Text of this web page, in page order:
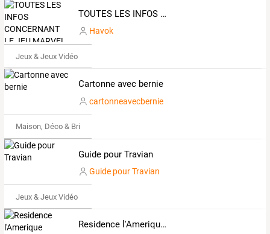
TOUTES LES INFOS CONCERNANT LE JEU MARVEL CONTEST OF CHAMPIONS ALLIANCE The Green Xperts et autres infos GEEK by Tay Kruss
Havok
Jeux & Jeux Vidéo
Cartonne avec bernie
cartonneavecbernie
Maison, Déco & Bricolage
Guide pour Travian
Guide pour Travian
Jeux & Jeux Vidéo
Residence l'Amerique Palavas les Flots